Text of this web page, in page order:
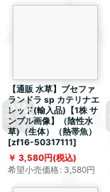
【通販 水草】ブセファ
ランドラ sp カテリナエ
レッド(輸入品)【1株 サ
ンプル画像】（陰性水
草)（生体）（熱帯魚）
[zf16-50317111]
3,580円(税込)
希望小売価格: 3,580円